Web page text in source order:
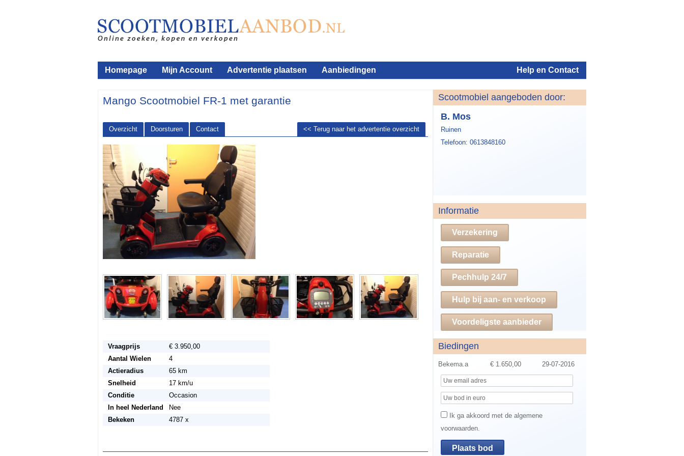
Homepage Mijn Account Advertentie plaatsen Aanbiedingen Help en Contact
Mango Scootmobiel FR-1 met garantie
Overzicht Doorsturen Contact << Terug naar het advertentie overzicht
Vraagprijs
€ 3.950,00
Aantal Wielen
4
Actieradius
65 km
Snelheid
17 km/u
Conditie
Occasion
In heel Nederland
Nee
Bekeken
4787 x
Scootmobiel aangeboden door:
B. Mos
Ruinen
Telefoon: 0613848160
Informatie
Verzekering
Reparatie
Pechhulp 24/7
Hulp bij aan- en verkoop
Voordeligste aanbieder
Biedingen
Bekema.a € 1.650,00 29-07-2016
Ik ga akkoord met de algemene
voorwaarden.